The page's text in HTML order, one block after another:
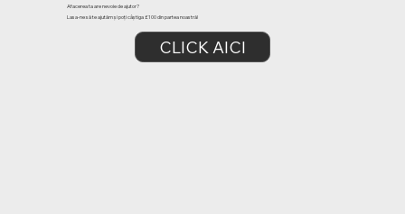
Afacerea ta are nevoie de ajutor?
Lasa-ne să te ajutăm și poți câștiga £100 din partea noastră!
CLICK AICI